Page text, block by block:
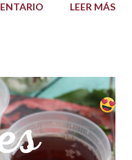
evitando así que se
de diferentes
un Ganache, que
chocolate y otra parte
de lo que es un
LEER MÁS